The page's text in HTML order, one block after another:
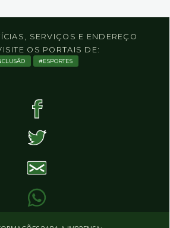
SERVIÇOS E ENDEREÇO
OS PORTAIS DE:
ESPORTES